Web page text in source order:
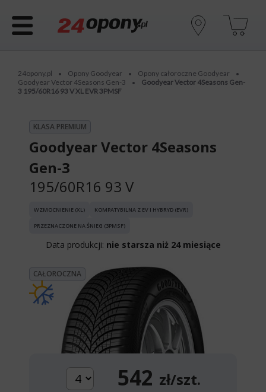
24opony.pl • Opony Goodyear • Opony całoroczne Goodyear •
Goodyear Vector 4Seasons Gen-3 •
Goodyear Vector 4Seasons Gen-
3 195/60R16 93 V XL EVR 3PMSF
KLASA PREMIUM
Goodyear Vector 4Seasons
Gen-3
195/60R16 93 V
WZMOCNIENIE (XL) KOMPATYBILNA Z EV I HYBRYD (EVR)
PRZEZNACZONE NA ŚNIEG (3PMSF)
Data produkcji: nie starsza niż 24 miesiące
CAŁOROCZNA
542 zł/szt.